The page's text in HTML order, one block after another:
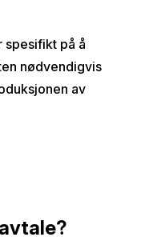
spesifikt på å
nødvendigvis
av